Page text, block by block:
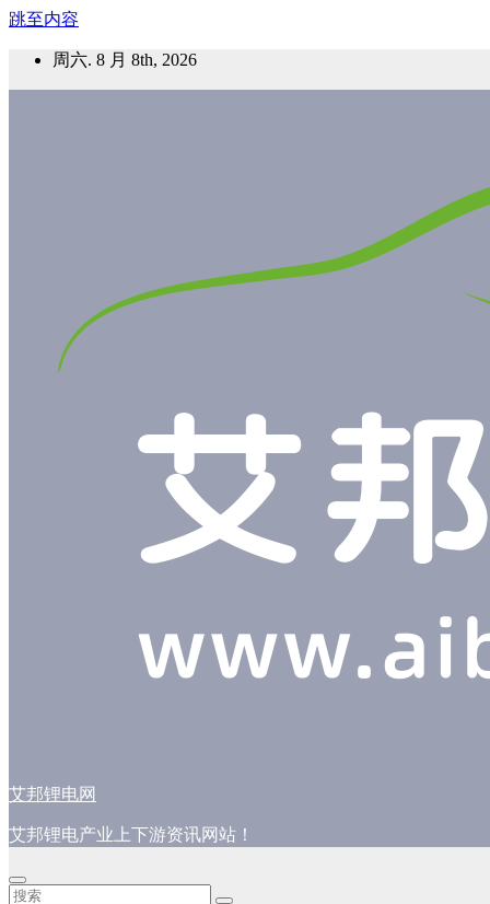
跳至内容
周六. 8 月 8th, 2026
艾邦锂电网
艾邦锂电产业上下游资讯网站！